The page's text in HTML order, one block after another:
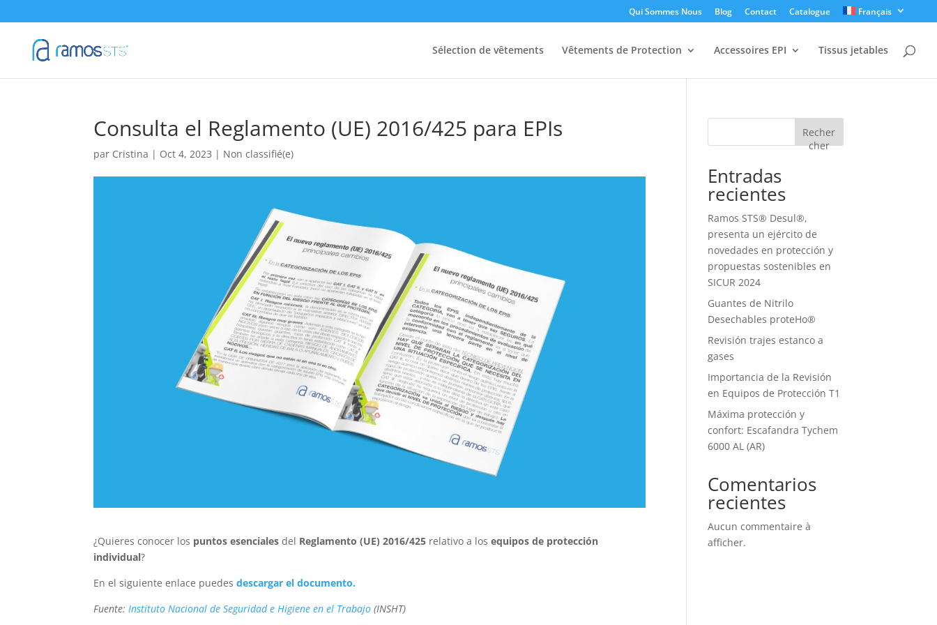
Qui Sommes Nous Blog Contact Catalogue Français
Sélection de vêtements Vêtements de Protection Accessoires EPI Tissus jetables
Consulta el Reglamento (UE) 2016/425 para EPIs
par Cristina | Oct 4, 2023 | Non classifié(e)
¿Quieres conocer los puntos esenciales del Reglamento (UE) 2016/425 relativo a losequipos de protección
individual?
En el siguiente enlace puedesdescargar el documento.
Fuente:Instituto Nacional de Seguridad e Higiene en el Trabajo (INSHT)
Recher
cher
Entradas
recientes
Ramos STS® Desul®,
presenta un ejército de
novedades en protección y
propuestas sostenibles en
SICUR 2024
Guantes de Nitrilo
Desechables proteHo®
Revisión trajes estanco a
gases
Importancia de la Revisión
en Equipos de Protección T1
Máxima protección y
confort: Escafandra Tychem
6000 AL (AR)
Comentarios
recientes
Aucun commentaire à
afficher.